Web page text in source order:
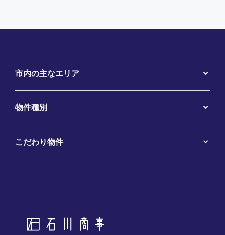
市内の主なエリア
物件種別
こだわり物件